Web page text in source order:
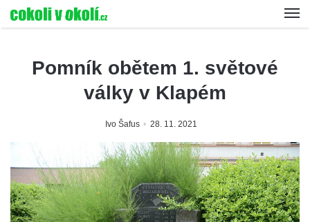
Pomník obětem 1. světové
války v Klapém
Ivo Šafus 28. 11. 2021